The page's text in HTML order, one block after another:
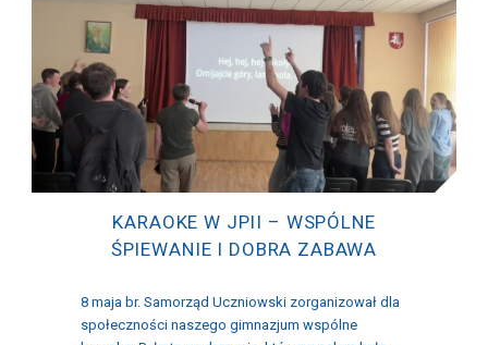
KARAOKE W JPII – WSPÓLNE
ŚPIEWANIE I DOBRA ZABAWA
8 maja br. Samorząd Uczniowski zorganizował dla
społeczności naszego gimnazjum wspólne